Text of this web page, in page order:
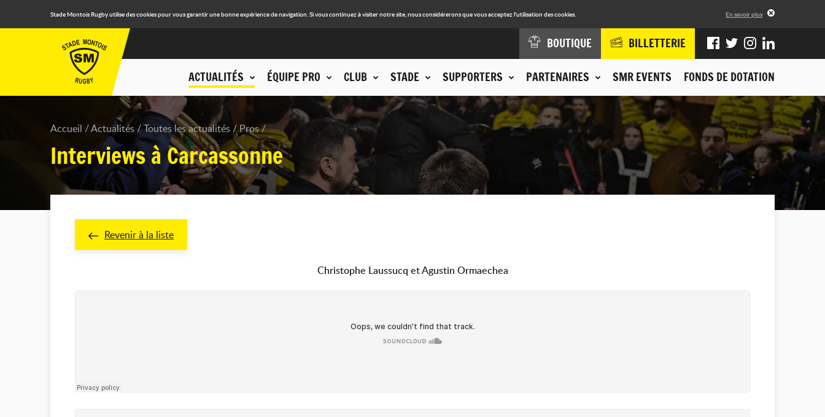
Stade Montois Rugby utilise des cookies pour vous garantir une bonne expérience de navigation. Si vous continuez à visiter notre site, nous considérerons que vous acceptez l'utilisation des cookies. En savoir plus
ACTUALITÉS ÉQUIPE PRO CLUB STADE SUPPORTERS PARTENAIRES SMR EVENTS FONDS DE DOTATION
BOUTIQUE BILLETTERIE
Accueil Actualités Toutes les actualités Pros
Interviews à Carcassonne
Revenir à la liste
Christophe Laussucq et Agustin Ormaechea